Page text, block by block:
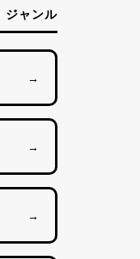
ジャンル
→
→
→